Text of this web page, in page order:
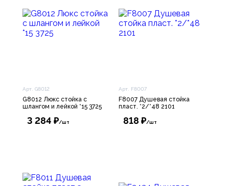
Арт. G8012
G8012 Люкс стойка с
шлангом и лейкой *15 3725
3 284 ₽/шт
Арт. F8007
F8007 Душевая стойка
пласт. *2/*48 2101
818 ₽/шт